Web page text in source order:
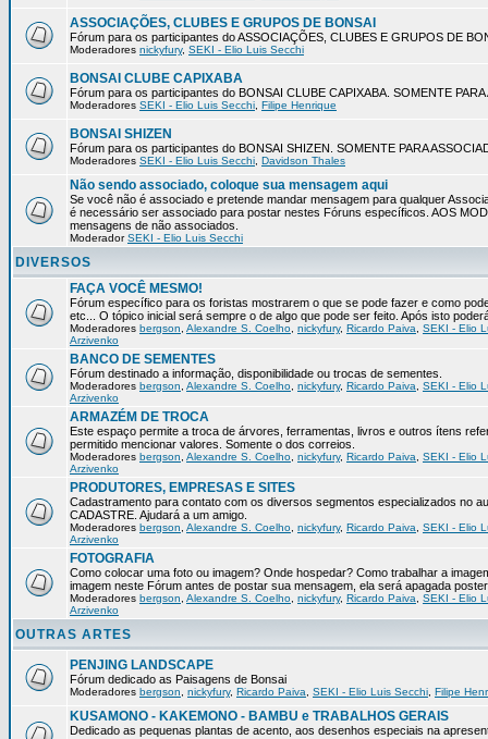
ASSOCIAÇÕES, CLUBES E GRUPOS DE BONSAI
Fórum para os participantes do ASSOCIAÇÕES, CLUBES E GRUPOS DE
Moderadores nickyfury, SEKI - Elio Luis Secchi
BONSAI CLUBE CAPIXABA
Fórum para os participantes do BONSAI CLUBE CAPIXABA. SOMENTE
Moderadores SEKI - Elio Luis Secchi Filipe Henrique
BONSAI SHIZEN
Fórum para os participantes do BONSAI SHIZEN. SOMENTE PARA
Moderadores SEKI - Elio Luis Secchi Davidson Thales
Não sendo associado, coloque sua mensagem aqui
Se você não é associado e pretende mandar mensagem para qualquer
é necessário ser associado para postar nestes Fóruns específicos. AOS
mensagens de não associados.
ModeradorSEKI - Elio Luis Secchi
DIVERSOS
FAÇA VOCÊ MESMO!
Fórum específico para os foristas mostrarem o que se pode fazer e como
etc... O tópico inicial será sempre o de algo que pode ser feito. Após isto
Moderadores bergson Alexandre S. Coelho nickyfury, Ricardo Paiva
SEKI - Elio
Arzivenko
BANCO DE SEMENTES
Fórum destinado a informação, disponibilidade ou trocas de sementes.
Moderadores bergson Alexandre S. Coelho nickyfury, Ricardo Paiva
SEKI - Elio
Arzivenko
ARMAZÉM DE TROCA
Este espaço permite a troca de árvores, ferramentas, livros e outros ítens
permitido mencionar valores. Somente o dos correios.
Moderadores bergson Alexandre S. Coelho nickyfury, Ricardo Paiva
SEKI - Elio
Arzivenko
PRODUTORES, EMPRESAS E SITES
Cadastramento para contato com os diversos segmentos especializados no
CADASTRE. Ajudará a um amigo.
Moderadores bergson Alexandre S. Coelho nickyfury, Ricardo Paiva
SEKI - Elio
Arzivenko
FOTOGRAFIA
Como colocar uma foto ou imagem? Onde hospedar? Como trabalhar a
imagem neste Fórum antes de postar sua mensagem, ela será apagada
Moderadores bergson Alexandre S. Coelho nickyfury, Ricardo Paiva
SEKI - Elio
Arzivenko
OUTRAS ARTES
PENJING LANDSCAPE
Fórum dedicado as Paisagens de Bonsai
Moderadores bergson nickyfury, Ricardo Paiva SEKI - Elio Luis Secchi Filipe
KUSAMONO - KAKEMONO - BAMBU e TRABALHOS GERAIS
Dedicado as pequenas plantas de acento, aos desenhos especiais na